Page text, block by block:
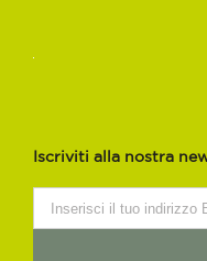
Iscriviti alla nostra